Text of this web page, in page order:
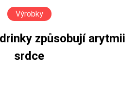
Výrobky
způsobují arytmii
srdce